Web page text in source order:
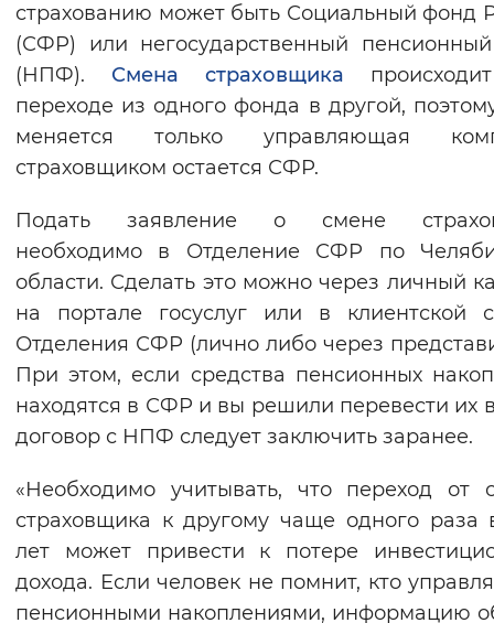
Звуковой ассистент
Воспроизвести Остановить
Вернуть стандартные настройки
страхованию может быть Социальный фонд
(СФР) или негосударственный
(НПФ). Смена страховщика
переходе из одного фонда в другой,
меняется только управляющая
страховщиком остается СФР.
Подать заявление о смене
необходимо в Отделение СФР по
области. Сделать это можно через личный
на портале госуслуг или в клиентской
Отделения СФР (лично либо через
При этом, если средства пенсионных
находятся в СФР и вы решили перевести их
договор с НПФ следует заключить заранее.
«Необходимо учитывать, что переход от
страховщика к другому чаще одного раза
лет может привести к потере
дохода. Если человек не помнит, кто
пенсионными накоплениями, информацию